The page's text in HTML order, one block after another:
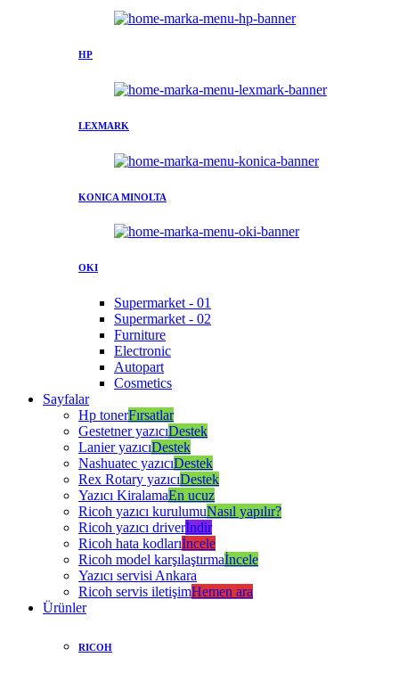
HP
LEXMARK
KONICA MINOLTA
OKI
Supermarket - 01
Supermarket - 02
Furniture
Electronic
Autopart
Cosmetics
Sayfalar
Hp tonerFırsatlar
Gestetner yazıcıDestek
Lanier yazıcıDestek
Nashuatec yazıcıDestek
Rex Rotary yazıcıDestek
Yazıcı KiralamaEn ucuz
Ricoh yazıcı kurulumuNasıl yapılır?
Ricoh yazıcı driverİndir
Ricoh hata kodlarıİncele
Ricoh model karşılaştırmaİncele
Yazıcı servisi Ankara
Ricoh servis iletişimHemen ara
Ürünler
RICOH